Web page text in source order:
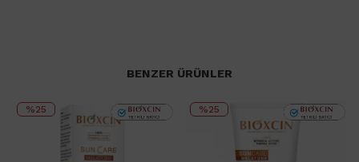
BENZER ÜRÜNLER
%25 %25